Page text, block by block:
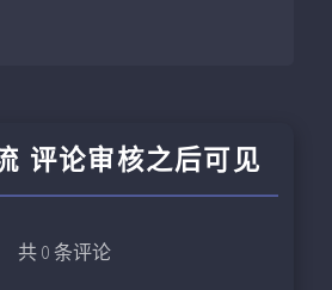
评论审核之后可见
共 0 条评论